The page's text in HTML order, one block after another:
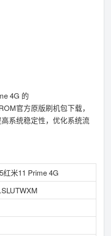
4G 的
官方原版刷机包下载，
系统稳定性，优化系统流
红米11 Prime 4G